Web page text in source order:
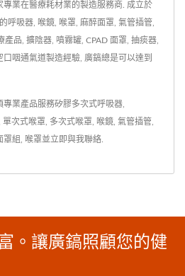
專業在醫療耗材業的製造服務商. 成立於
呼吸器, 喉鏡, 喉罩, 麻醉面罩, 氣管插管,
產品, 擴陰器, 噴霧罐, CPAD 面罩, 抽痰器,
咽通氣道製造經驗, 廣鎬總是可以達到
專業產品服務矽膠多次式呼吸器
單次式喉罩 多次式喉罩 喉鏡 氣管插管
罩組 喉罩並立即與我聯絡
。讓廣鎬照顧您的健